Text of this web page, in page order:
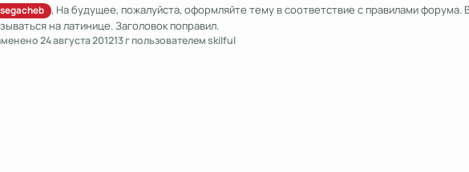
, На будущее, пожалуйста, оформляйте тему в соответствие с правилами
на латинице. Заголовок поправил.
24 августа 201213 гпользователем skilful